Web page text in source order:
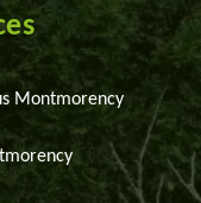
Montmorency